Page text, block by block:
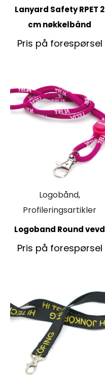
Lanyard Safety RPET 2
cm nøkkelbånd
Pris på forespørsel
Logobånd,
Profileringsartikler
Logoband Round vevd
Pris på forespørsel